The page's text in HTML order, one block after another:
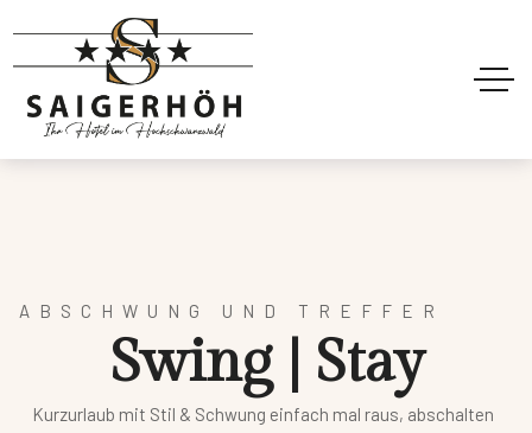
ABSCHWUNG UND TREFFER
Swing Stay
Kurzurlaub mit Stil & Schwung einfach mal raus, abschalten